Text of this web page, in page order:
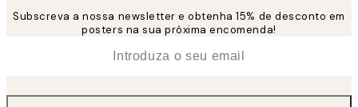
Subscreva a nossa newsletter e obtenha 15% de desconto em
posters na sua próxima encomenda!